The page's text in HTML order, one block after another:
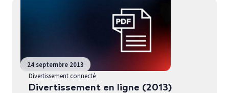
24 septembre 2013
Divertissement connecté
Divertissement en ligne (2013)